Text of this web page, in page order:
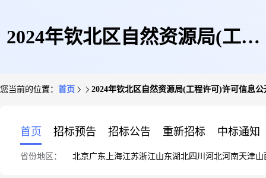
2024年钦北区自然资源局(工程
您当前的位置： 首页 2024年钦北区自然资源局(工程许可)许可信息
首页 招标预告 招标公告 重新招标 中标通知
省份地区： 北京广东 上海江苏浙江山东湖北四川 河北河南天津山